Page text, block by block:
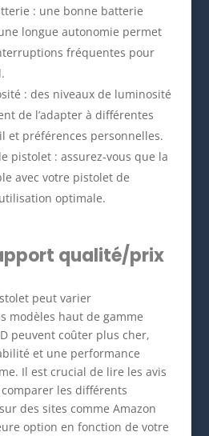
: une bonne batterie
longue autonomie permet
fréquentes pour
: des niveaux de luminosité
de l’adapter à différentes
et préférences personnelles.
pistolet : assurez-vous que la
avec votre pistolet de
optimale.
qualité/prix
peut varier
modèles haut de gamme
peuvent coûter plus cher,
et une performance
Il est crucial de lire les avis
les différents
des sites comme Amazon
option en fonction de votre